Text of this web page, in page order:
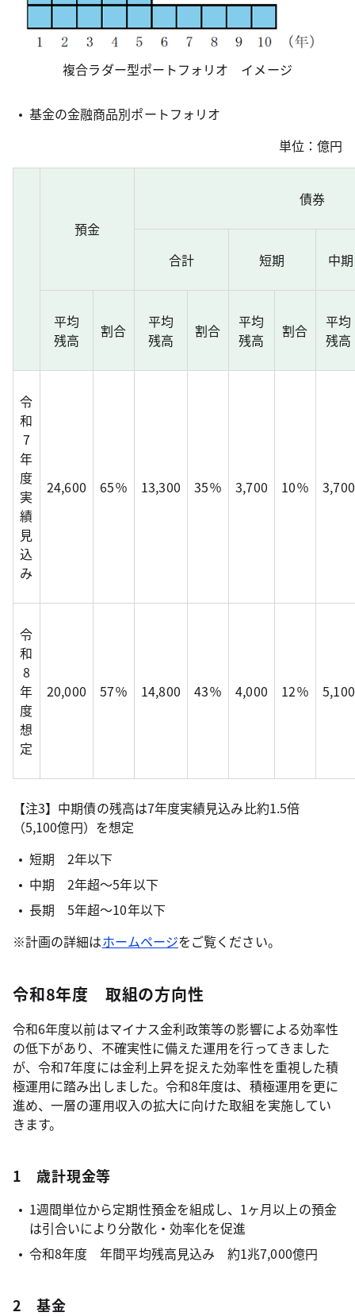
複合ラダー型ポートフォリオ イメージ
基金の金融商品別ポートフォリオ
単位：億円
預金
債券
合計 短期 中期
平均
残高
割合
平均
残高
割合
平均
残高
割合
平均
残高
令
和
7
年
度
実
績
見
込
み
24,600 65％ 13,300 35％ 3,700 10％ 3,700
令
和
8
年
度
想
定
20,000 57％ 14,800 43％ 4,000 12％ 5,100
【注3】中期債の残高は7年度実績見込み比約1.5倍
（5,100億円）を想定
短期 2年以下
中期 2年超～5年以下
長期 5年超～10年以下
※計画の詳細はホームページをご覧ください。
令和8年度 取組の方向性
令和6年度以前はマイナス金利政策等の影響による効率性
の低下があり、不確実性に備えた運用を行ってきました
が、令和7年度には金利上昇を捉えた効率性を重視した積
極運用に踏み出しました。令和8年度は、積極運用を更に
進め、一層の運用収入の拡大に向けた取組を実施してい
きます。
1 歳計現金等
1週間単位から定期性預金を組成し、1ヶ月以上の預金
は引合いにより分散化・効率化を促進
令和8年度 年間平均残高見込み 約1兆7,000億円
2 基金